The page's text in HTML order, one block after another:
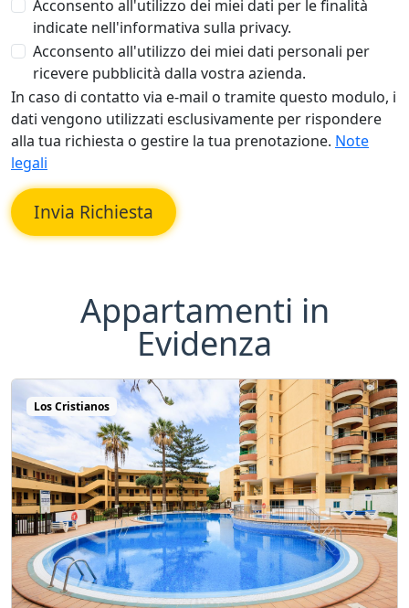
Acconsento all'utilizzo dei miei dati per le finalità
indicate nell'informativa sulla privacy.
Acconsento all'utilizzo dei miei dati personali per
ricevere pubblicità dalla vostra azienda.
In caso di contatto via e-mail o tramite questo modulo, i
dati vengono utilizzati esclusivamente per rispondere
alla tua richiesta o gestire la tua prenotazione. Note
legali
Invia Richiesta
Appartamenti in
Evidenza
Los Cristianos